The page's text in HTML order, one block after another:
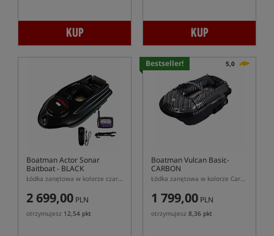
KUP KUP
Boatman Actor Sonar
Baitboat - BLACK
Łódka zanętowa w kolorze czarnym z echosondą
2 699,00 PLN
otrzymujesz 12,54 pkt
Bestseller! 5,0
Boatman Vulcan Basic-
CARBON
Łódka zanętowa w kolorze Carbon
1 799,00 PLN
otrzymujesz 8,36 pkt